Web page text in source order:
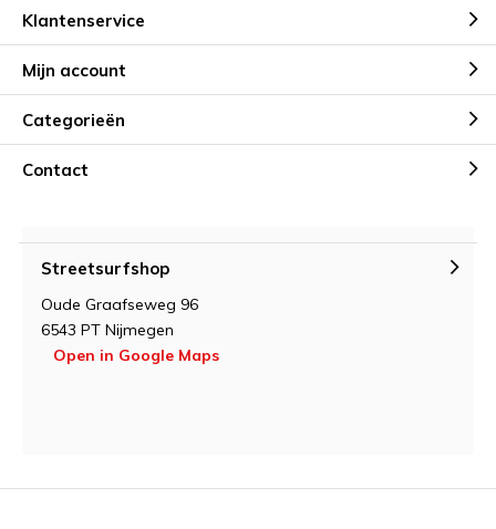
Klantenservice
Mijn account
Categorieën
Contact
Streetsurfshop
Oude Graafseweg 96
6543 PT Nijmegen
Open in Google Maps